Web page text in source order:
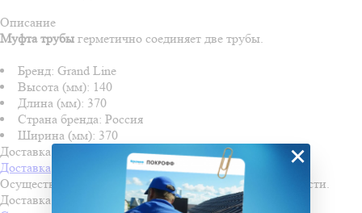
Описание
Муфта трубы герметично соединяет две трубы.
Бренд: Grand Line
Высота (мм): 140
Длина (мм): 370
Страна бренда: Россия
Ширина (мм): 370
Доставка и оплата
Доставка
Осуществляем доставку во все города Пензенской области.
Доставка осуществляется по льготной стоимости!
×